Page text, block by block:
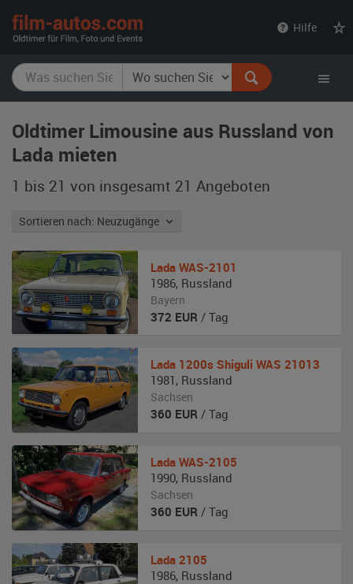
Hilfe
Oldtimer Limousine aus Russland von
Lada mieten
1 bis 21 von insgesamt 21 Angeboten
Sortieren nach: Neuzugänge
Lada WAS-2101
1986, Russland
Bayern
372 EUR / Tag
Lada 1200s Shiguli WAS 21013
1981 , Russland
Sachsen
360 EUR / Tag
Lada WAS-2105
1990, Russland
Sachsen
360 EUR / Tag
Lada 2105
1986, Russland